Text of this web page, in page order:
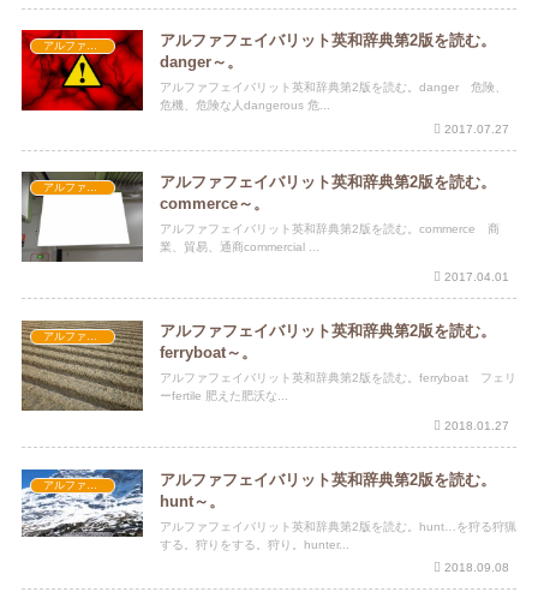
アルファフェイバリット英和辞典第2版
アルファフェイバリット英和辞典第2版を読む。
danger～。
アルファフェイバリット英和辞典第2版を読む。danger 危険、
危機、危険な人dangerous 危...
2017.07.27
アルファフェイバリット英和辞典第2版
アルファフェイバリット英和辞典第2版を読む。
commerce～。
アルファフェイバリット英和辞典第2版を読む。commerce 商
業、貿易、通商commercial ...
2017.04.01
アルファフェイバリット英和辞典第2版
アルファフェイバリット英和辞典第2版を読む。
ferryboat～。
アルファフェイバリット英和辞典第2版を読む。ferryboat フェリ
ーfertile 肥えた肥沃な...
2018.01.27
アルファフェイバリット英和辞典第2版
アルファフェイバリット英和辞典第2版を読む。
hunt～。
アルファフェイバリット英和辞典第2版を読む。hunt…を狩る狩猟
する。狩りをする。狩り。hunter...
2018.09.08